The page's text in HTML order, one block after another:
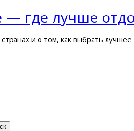
— где лучше
и о том, как выбрать